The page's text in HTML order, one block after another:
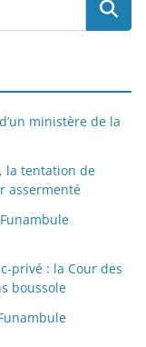
ministère de la
la tentation de
assermenté
privé : la Cour des
boussole